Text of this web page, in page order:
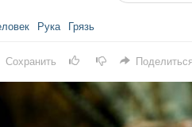
Рука Грязь
Сохранить